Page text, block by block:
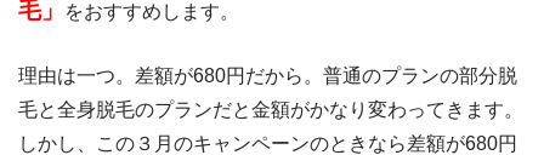
毛」 をおすすめします。
理由は一つ。差額が680円だから。普通のプランの部分脱
毛と全身脱毛のプランだと金額がかなり変わってきます。
しかし、この３月のキャンペーンのときなら差額が680円